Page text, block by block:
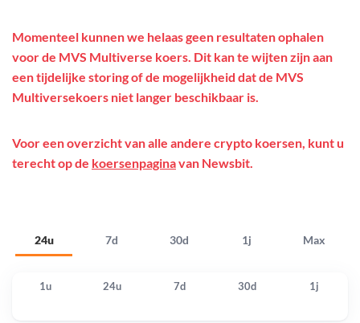
24u 7d 30d 1j Max
Momenteel kunnen we helaas geen resultaten ophalen
voor de MVS Multiverse koers. Dit kan te wijten zijn aan
een tijdelijke storing of de mogelijkheid dat de MVS
Multiversekoers niet langer beschikbaar is.
Voor een overzicht van alle andere crypto koersen, kunt u
terecht op de koersenpaginavan Newsbit.
1u 24u 7d 30d 1j